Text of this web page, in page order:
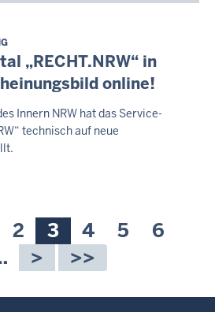
„RECHT.NRW“ in
online!
Innern NRW hat das Service-
technisch auf neue
Seite
2 Aktuelle
Seite
3 Seite
4 Seite
5 Seite
6